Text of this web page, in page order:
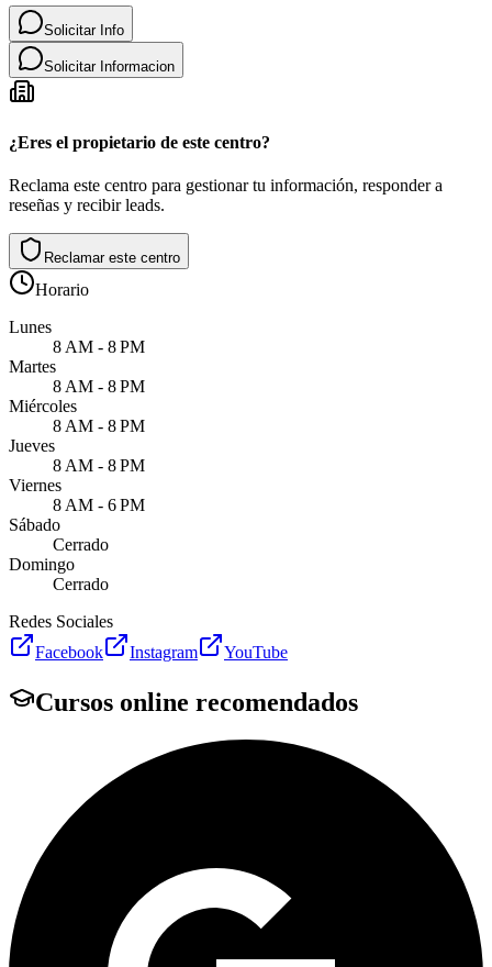
Solicitar Info
Solicitar Informacion
¿Eres el propietario de este centro?
Reclama este centro para gestionar tu información, responder a
reseñas y recibir leads.
Reclamar este centro
Horario
Lunes
8 AM - 8 PM
Martes
8 AM - 8 PM
Miércoles
8 AM - 8 PM
Jueves
8 AM - 8 PM
Viernes
8 AM - 6 PM
Sábado
Cerrado
Domingo
Cerrado
Redes Sociales
Facebook
Instagram YouTube
Cursos online recomendados